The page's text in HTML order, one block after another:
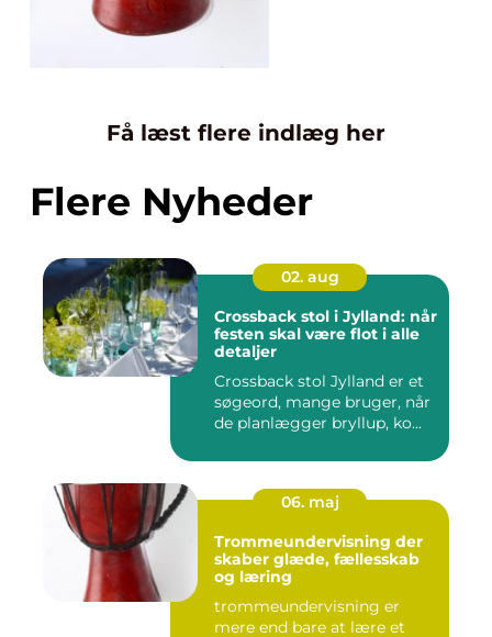
Få læst flere indlæg her
Flere Nyheder
02. aug
Crossback stol i Jylland: når
festen skal være flot i alle
detaljer
Crossback stol Jylland er et
søgeord, mange bruger, når
de planlægger bryllup, ko...
06. maj
Trommeundervisning der
skaber glæde, fællesskab
og læring
trommeundervisning er
mere end bare at lære et